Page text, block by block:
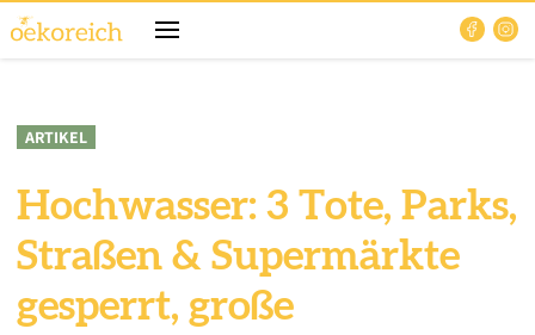
ARTIKEL
Hochwasser: 3 Tote, Parks,
Straßen & Supermärkte
gesperrt, große